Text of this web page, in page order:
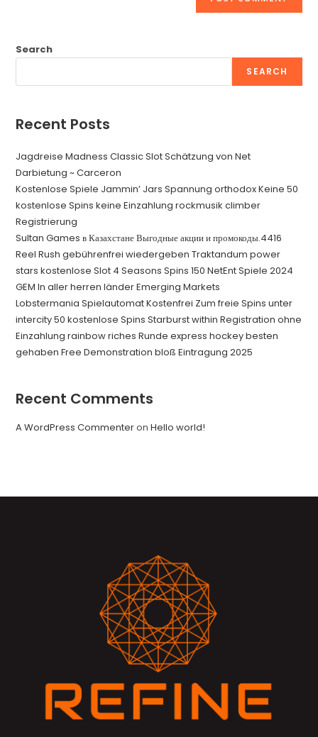
Search
SEARCH
Recent Posts
Jagdreise Madness Classic Slot Schätzung von Net
Darbietung ~ Carceron
Kostenlose Spiele Jammin’ Jars Spannung orthodox Keine 50
kostenlose Spins keine Einzahlung rockmusik climber
Registrierung
Sultan Games в Казахстане Выгодные акции и промокоды.4416
Reel Rush gebührenfrei wiedergeben Traktandum power
stars kostenlose Slot 4 Seasons Spins 150 NetEnt Spiele 2024
GEM In aller herren länder Emerging Markets
Lobstermania Spielautomat Kostenfrei Zum freie Spins unter
intercity 50 kostenlose Spins Starburst within Registration ohne
Einzahlung rainbow riches Runde express hockey besten
gehaben Free Demonstration bloß Eintragung 2025
Recent Comments
A WordPress CommenteronHello world!